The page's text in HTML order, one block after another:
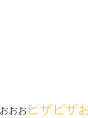
おお ピザピザ